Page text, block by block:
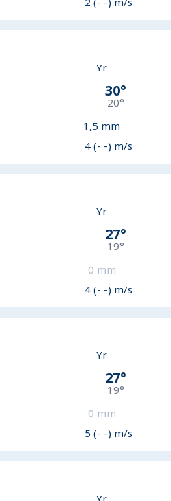
Yr
30°
20°
1,5 mm
4 (- -) m/s
Yr
27°
19°
0 mm
4 (- -) m/s
Yr
27°
19°
0 mm
5 (- -) m/s